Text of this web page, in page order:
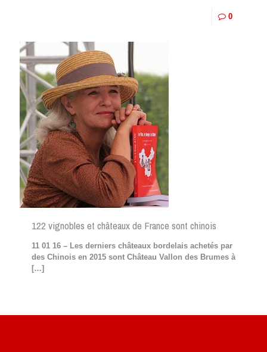
0
122 vignobles et châteaux de France sont chinois
11 01 16 – Les derniers châteaux bordelais achetés par
des Chinois en 2015 sont Château Vallon des Brumes à
[…]